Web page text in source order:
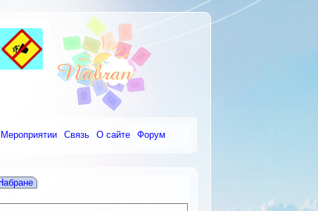
Мероприятии Связь О сайте Форум